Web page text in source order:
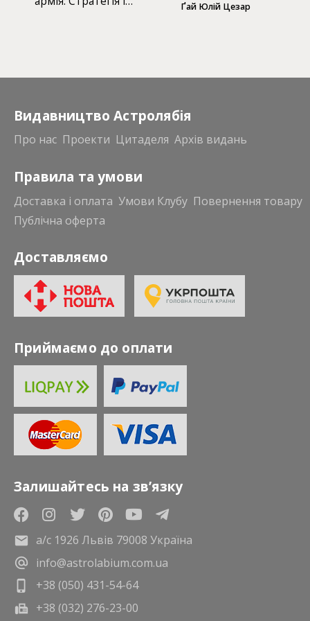
Ґай Юлій Цезар
Видавництво Астролябія
Про нас Проекти Цитаделя Архів видань
Правила та умови
Доставка і оплата Умови Клубу Повернення товару
Публічна оферта
Доставляємо
Приймаємо до оплати
Залишайтесь на зв’язку
а/с 1926 Львів 79008 Україна
info@astrolabium.com.ua
+38 (050) 431-54-64
+38 (032) 276-23-00